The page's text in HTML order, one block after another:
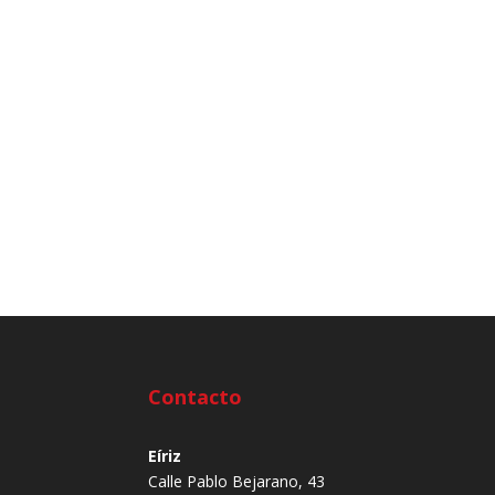
Contacto
Eíriz
Calle Pablo Bejarano, 43